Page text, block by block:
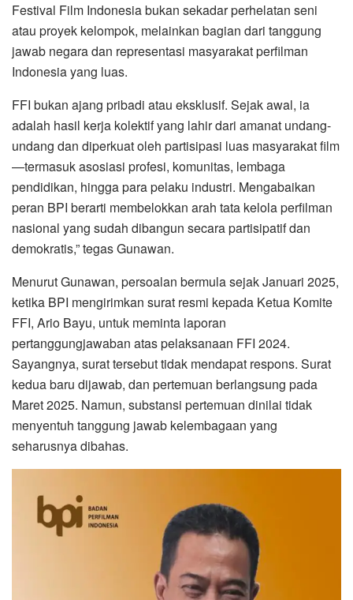
Festival Film Indonesia bukan sekadar perhelatan seni
atau proyek kelompok, melainkan bagian dari tanggung
jawab negara dan representasi masyarakat perfilman
Indonesia yang luas.
FFI bukan ajang pribadi atau eksklusif. Sejak awal, ia
adalah hasil kerja kolektif yang lahir dari amanat undang-
undang dan diperkuat oleh partisipasi luas masyarakat film
—termasuk asosiasi profesi, komunitas, lembaga
pendidikan, hingga para pelaku industri. Mengabaikan
peran BPI berarti membelokkan arah tata kelola perfilman
nasional yang sudah dibangun secara partisipatif dan
demokratis,” tegas Gunawan.
Menurut Gunawan, persoalan bermula sejak Januari 2025,
ketika BPI mengirimkan surat resmi kepada Ketua Komite
FFI, Ario Bayu, untuk meminta laporan
pertanggungjawaban atas pelaksanaan FFI 2024.
Sayangnya, surat tersebut tidak mendapat respons. Surat
kedua baru dijawab, dan pertemuan berlangsung pada
Maret 2025. Namun, substansi pertemuan dinilai tidak
menyentuh tanggung jawab kelembagaan yang
seharusnya dibahas.